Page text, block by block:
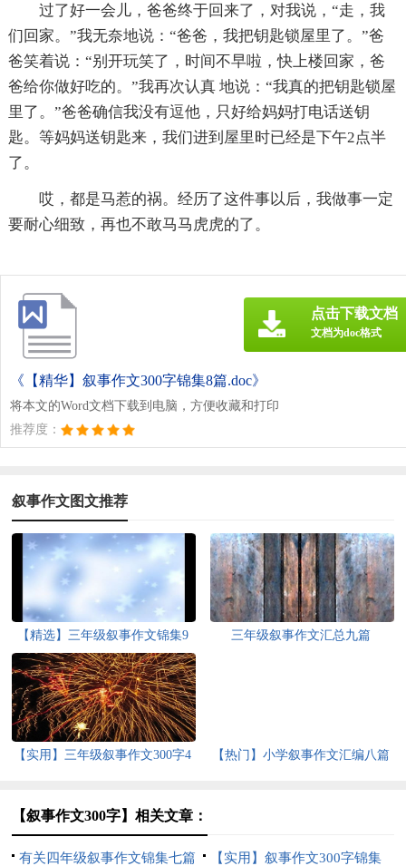
过了好一会儿，爸爸终于回来了，对我说，“走，我
们回家。”我无奈地说：“爸爸，我把钥匙锁屋里了。”爸
爸笑着说：“别开玩笑了，时间不早啦，快上楼回家，爸
爸给你做好吃的。”我再次认真 地说：“我真的把钥匙锁屋
里了。”爸爸确信我没有逗他，只好给妈妈打电话送钥
匙。等妈妈送钥匙来，我们进到屋里时已经是下午2点半
了。
哎，都是马惹的祸。经历了这件事以后，我做事一定
要耐心细致，再也不敢马马虎虎的了。
《【精华】叙事作文300字锦集8篇.doc》
将本文的Word文档下载到电脑，方便收藏和打印
推荐度：
点击下载文档
文档为doc格式
叙事作文图文推荐
【精选】三年级叙事作文锦集9
篇
三年级叙事作文汇总九篇
【实用】三年级叙事作文300字4
【热门】小学叙事作文汇编八篇
【叙事作文300字】相关文章：
有关四年级叙事作文锦集七篇 【实用】叙事作文300字锦集